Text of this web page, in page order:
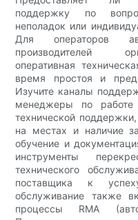
поддержку по
неполадок или
Для операторов
производителей
оперативная
время простоя и
Изучите каналы
менеджеры по работе
технической
на местах и ​​наличие
обучение и
инструменты
технического
поставщика к
обслуживание также
процессы RMA